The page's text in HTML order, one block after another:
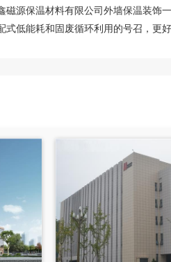
磁源保温材料有限公司外墙保温装饰
式低能耗和固废循环利用的号召，更